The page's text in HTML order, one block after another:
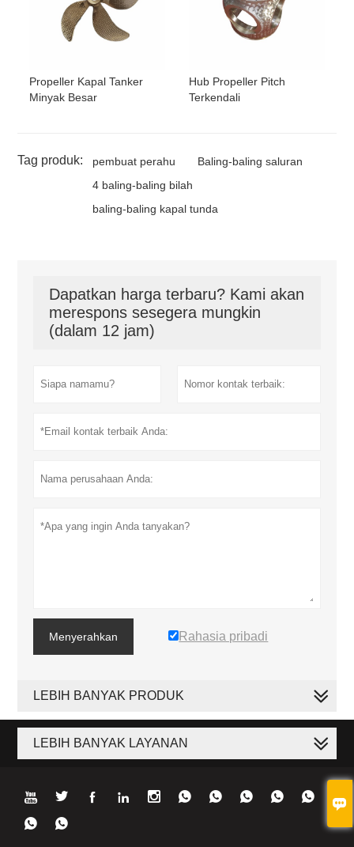

Propeller Kapal Tanker
Minyak Besar
Hub Propeller Pitch
Terkendali
Tag produk: pembuat perahu
Baling-baling saluran
4 baling-baling bilah
baling-baling kapal tunda
Dapatkan harga terbaru? Kami akan
merespons sesegera mungkin
(dalam 12 jam)
Menyerahkan Rahasia pribadi
LEBIH BANYAK PRODUK
LEBIH BANYAK LAYANAN
         
 